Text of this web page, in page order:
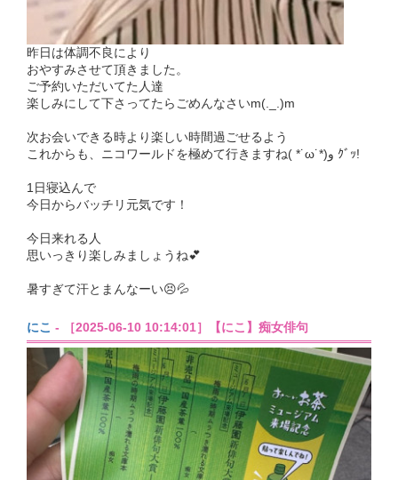
昨日は体調不良により
おやすみさせて頂きました。
ご予約いただいてた人達
楽しみにして下さってたらごめんなさいm(._.)m
次お会いできる時より楽しい時間過ごせるよう
これからも、ニコワールドを極めて行きますね( *˙ω˙*)و ｸﾞｯ!
1日寝込んで
今日からバッチリ元気です！
今日来れる人
思いっきり楽しみましょうね💕︎
暑すぎて汗とまんなーい😣💦
にこ - ［2025-06-10 10:14:01］【にこ】痴女俳句